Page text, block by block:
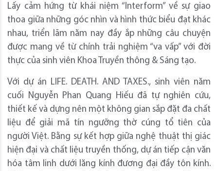
Lấy cảm hứng từ khái niệm “Interform” về sự giao
thoa giữa những góc nhìn và hình thức biểu đạt khác
nhau, triển lãm năm nay đầy ắp những câu chuyện
được mang về từ chính trải nghiệm “va vấp” với đời
thực của sinh viên Khoa Truyền thông & Sáng tạo.
Với dự án LIFE. DEATH. AND TAXES., sinh viên năm
cuối Nguyễn Phan Quang Hiếu đã tự nghiên cứu,
thiết kế và dựng nên một không gian sắp đặt đa chất
liệu để giải mã tín ngưỡng thờ cúng tổ tiên của
người Việt. Bằng sự kết hợp giữa nghệ thuật thị giác
hiện đại và chất liệu truyền thống, dự án tiếp cận văn
hóa tâm linh dưới lăng kính đương đại đầy tôn kính.